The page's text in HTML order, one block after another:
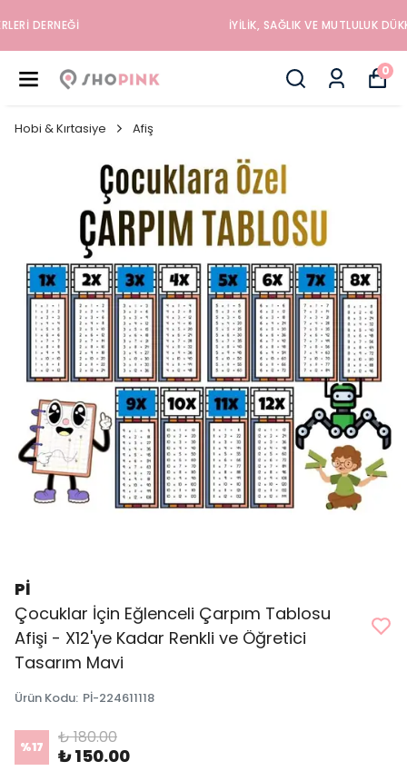
İYILIK, SAĞLIK VE MUTLULUK DÜKKANINA HOŞGELDINIZ
0
Hobi & Kırtasiye Afiş
Pİ
Çocuklar İçin Eğlenceli Çarpım Tablosu
Afişi - X12'ye Kadar Renkli ve Öğretici
Tasarım Mavi
Ürün Kodu: Pİ-224611118
%17 ₺ 180.00
₺ 150.00